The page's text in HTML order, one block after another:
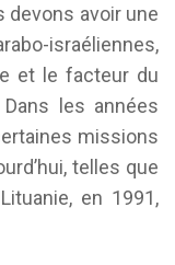
devons avoir une
israéliennes,
et le facteur du
les années
missions
telles que
en 1991,